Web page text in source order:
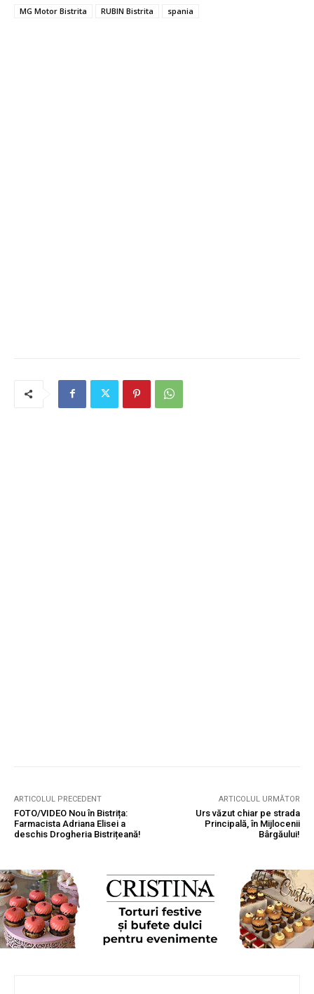
MG Motor Bistrita RUBIN Bistrita spania
ARTICOLUL PRECEDENT
FOTO/VIDEO Nou în Bistrița:
Farmacista Adriana Elisei a
deschis Drogheria Bistrițeană!
ARTICOLUL URMĂTOR
Urs văzut chiar pe strada
Principală, în Mijlocenii
Bârgăului!